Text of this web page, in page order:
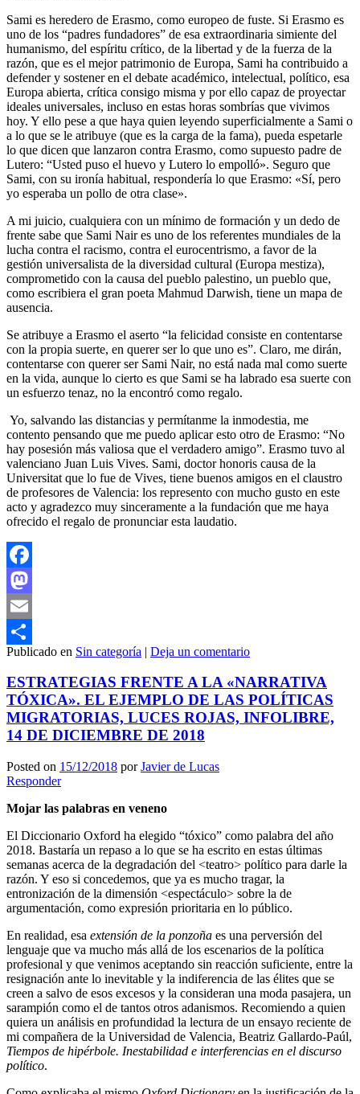
Sami es heredero de Erasmo, como europeo de fuste. Si Erasmo es
uno de los “padres fundadores” de esa extraordinaria simiente del
humanismo, del espíritu crítico, de la libertad y de la fuerza de la
razón, que es el mejor patrimonio de Europa, Sami ha contribuido a
defender y sostener en el debate académico, intelectual, político, esa
Europa abierta, crítica consigo misma y por ello capaz de proyectar
ideales universales, incluso en estas horas sombrías que vivimos
hoy. Y ello pese a que haya quien leyendo superficialmente a Sami o
a lo que se le atribuye (que es la carga de la fama), pueda espetarle
lo que dicen que lanzaron contra Erasmo, como supuesto padre de
Lutero: “Usted puso el huevo y Lutero lo empolló». Seguro que
Sami, con su ironía habitual, respondería lo que Erasmo: «Sí, pero
yo esperaba un pollo de otra clase».
A mi juicio, cualquiera con un mínimo de formación y un dedo de
frente sabe que Sami Nair es uno de los referentes mundiales de la
lucha contra el racismo, contra el eurocentrismo, a favor de la
gestión universalista de la diversidad cultural (Europa mestiza),
comprometido con la causa del pueblo palestino, un pueblo que,
como escribiera el gran poeta Mahmud Darwish, tiene un mapa de
ausencia.
Se atribuye a Erasmo el aserto “la felicidad consiste en contentarse
con la propia suerte, en querer ser lo que uno es”. Claro, me dirán,
contentarse con querer ser Sami Nair, no está nada mal como suerte
en la vida, aunque lo cierto es que Sami se ha labrado esa suerte con
un esfuerzo tenaz, no la encontró como regalo.
Yo, salvando las distancias y permítanme la inmodestia, me
contento pensando que me puedo aplicar esto otro de Erasmo: “No
hay posesión más valiosa que el verdadero amigo”. Erasmo tuvo al
valenciano Juan Luis Vives. Sami, doctor honoris causa de la
Universitat que lo fue de Vives, tiene buenos amigos en el claustro
de profesores de Valencia: los represento con mucho gusto en este
acto y agradezco muy sinceramente a la fundación que me haya
ofrecido el regalo de pronunciar esta laudatio.
Facebook
Mastodon
Email
Compartir
Publicado en Sin categoría | Deja un comentario
ESTRATEGIAS FRENTE A LA «NARRATIVA
TÓXICA». EL EJEMPLO DE LAS POLÍTICAS
MIGRATORIAS, LUCES ROJAS, INFOLIBRE,
14 DE DICIEMBRE DE 2018
Posted on 15/12/2018 porJavier de Lucas
Responder
Mojar las palabras en veneno
El Diccionario Oxford ha elegido “tóxico” como palabra del año
2018. Bastaría un repaso a lo que se ha escrito en estas últimas
semanas acerca de la degradación del <teatro> político para darle la
razón. Y eso si concedemos, que ya es mucho tragar, la
entronización de la dimensión <espectáculo> sobre la de
argumentación, como expresión prioritaria en lo público.
En realidad, esa extensión de la ponzoña es una perversión del
lenguaje que va mucho más allá de los escenarios de la política
profesional y que venimos aceptando sin reacción suficiente, entre la
resignación ante lo inevitable y la indiferencia de las élites que se
creen a salvo de esos excesos y la consideran una moda pasajera, un
sarampión como el de tantos otros adanismos. Recomiendo a quien
quiera un análisis en profundidad la lectura de un ensayo reciente de
mi compañera de la Universidad de Valencia, Beatriz Gallardo-Paúl,
Tiempos de hipérbole. Inestabilidad e interferencias en el discurso
político.